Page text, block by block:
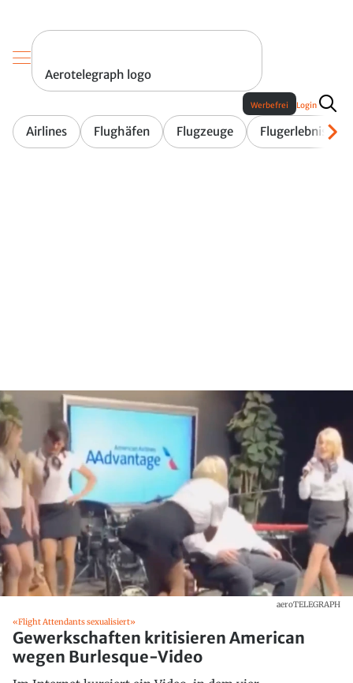
Aerotelegraph logo
Airlines Flughäfen Flugzeuge Flugerlebnis
Werbefrei Login
aeroTELEGRAPH
«Flight Attendants sexualisiert»
Gewerkschaften kritisieren American
wegen Burlesque-Video